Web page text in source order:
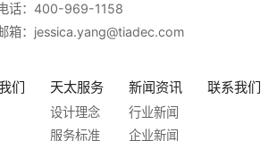
话：400-969-1158
箱： jessica.yang@tiadec.com
们 天太服务
设计理念
服务标准
新闻资讯
行业新闻
企业新闻
联系我们